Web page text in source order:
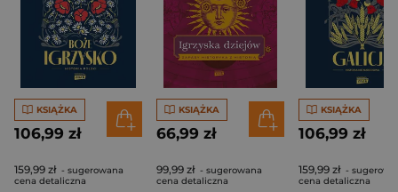
KSIĄŻKA
106,99 zł
159,99 zł - sugerowana
cena detaliczna
KSIĄŻKA
66,99 zł
99,99 zł - sugerowana
cena detaliczna
KSIĄŻKA
106,99 zł
159,99 zł -
cena detaliczna